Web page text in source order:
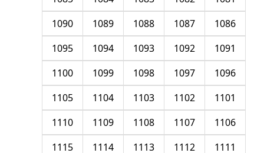
1086
1087
1088
1089
1090
1091
1092
1093
1094
1095
1096
1097
1098
1099
1100
1101
1102
1103
1104
1105
1106
1107
1108
1109
1110
1111
1112
1113
1114
1115